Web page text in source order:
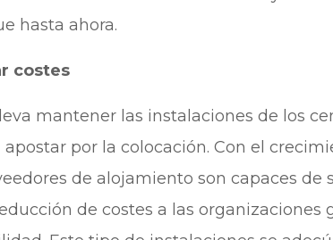
hasta ahora.
costes
mantener las instalaciones de los
por la colocación. Con el
de alojamiento son capaces de
de costes a las organizaciones